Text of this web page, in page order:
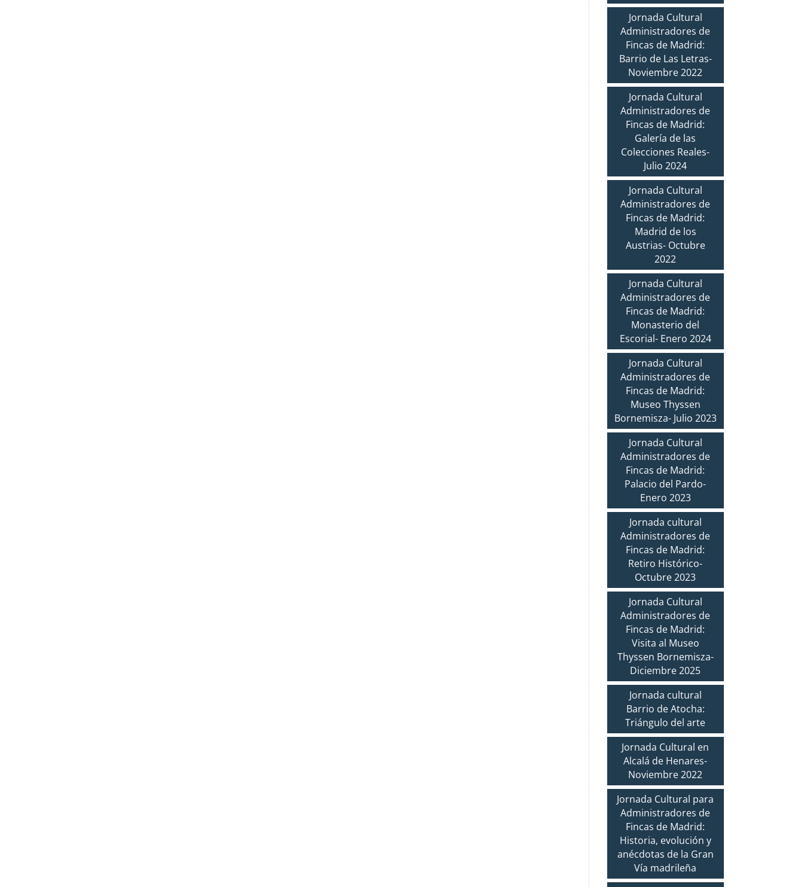
Jornada Cultural
Administradores de
Fincas de Madrid:
Barrio de Las Letras-
Noviembre 2022
Jornada Cultural
Administradores de
Fincas de Madrid:
Galería de las
Colecciones Reales-
Julio 2024
Jornada Cultural
Administradores de
Fincas de Madrid:
Madrid de los
Austrias- Octubre
2022
Jornada Cultural
Administradores de
Fincas de Madrid:
Monasterio del
Escorial- Enero 2024
Jornada Cultural
Administradores de
Fincas de Madrid:
Museo Thyssen
Bornemisza- Julio 2023
Jornada Cultural
Administradores de
Fincas de Madrid:
Palacio del Pardo-
Enero 2023
Jornada cultural
Administradores de
Fincas de Madrid:
Retiro Histórico-
Octubre 2023
Jornada Cultural
Administradores de
Fincas de Madrid:
Visita al Museo
Thyssen Bornemisza-
Diciembre 2025
Jornada cultural
Barrio de Atocha:
Triángulo del arte
Jornada Cultural en
Alcalá de Henares-
Noviembre 2022
Jornada Cultural para
Administradores de
Fincas de Madrid:
Historia, evolución y
anécdotas de la Gran
Vía madrileña